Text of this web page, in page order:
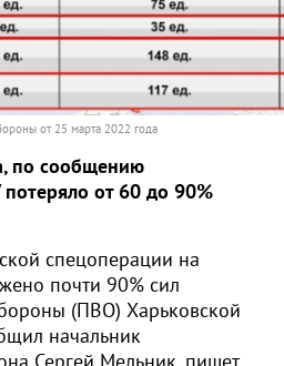
от 25 марта 2022 года
по сообщению
от 60 до 90%
спецоперации на
почти 90% сил
(ПВО) Харьковской
начальник